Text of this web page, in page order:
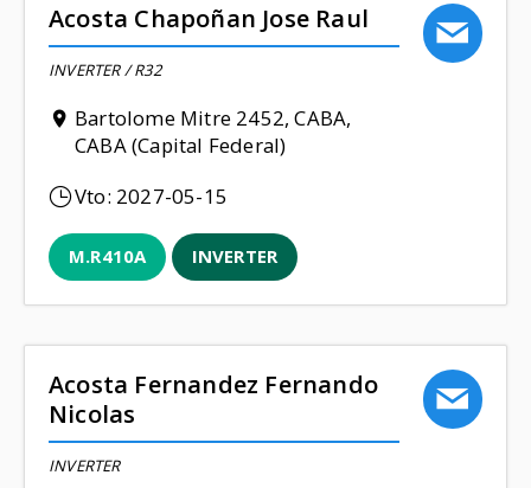
Acosta Chapoñan Jose Raul
INVERTER / R32
Bartolome Mitre 2452, CABA,
CABA (Capital Federal)
Vto: 2027-05-15
M.R410A INVERTER
Acosta Fernandez Fernando
Nicolas
INVERTER